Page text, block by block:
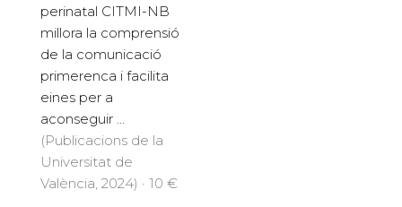
perinatal CITMI-NB
millora la comprensió
de la comunicació
primerenca i facilita
eines per a
aconseguir ...
(Publicacions de la
Universitat de
València, 2024) · 10 €